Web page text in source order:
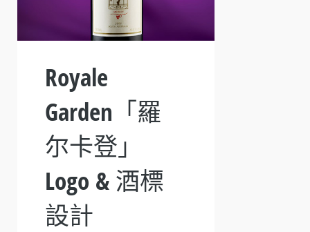
Royale
Garden「羅
尔卡登」
Logo & 酒標
設計